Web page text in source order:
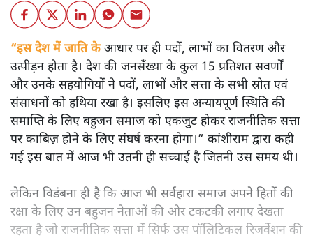
“इस देश में जाति केआधार पर ही पदों, लाभों का वितरण और
उत्पीड़न होता है। देश की जनसँख्या के कुल 15 प्रतिशत सवर्णों
और उनके सहयोगियों ने पदों, लाभों और सत्ता के सभी स्रोत एवं
संसाधनों को हथिया रखा है। इसलिए इस अन्यायपूर्ण स्थिति की
समाप्ति के लिए बहुजन समाज को एकजुट होकर राजनीतिक सत्ता
पर काबिज़ होने के लिए संघर्ष करना होगा।” कांशीराम द्वारा कही
गई इस बात में आज भी उतनी ही सच्चाई है जितनी उस समय थी।
लेकिन विडंबना ही है कि आज भी सर्वहारा समाज अपने हितों की
रक्षा के लिए उन बहुजन नेताओं की ओर टकटकी लगाए देखता
रहता है जो राजनीतिक सत्ता में सिर्फ उस पॉलिटिकल रिजर्वेशन की